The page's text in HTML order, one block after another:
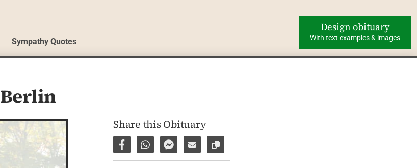
Sympathy Quotes
Design obituary
With text examples & images
Berlin
Share this Obituary
Share on Facebook
Share via WhatsApp
Share via Facebook Messenger
Share via E-Mail
Copy link to page